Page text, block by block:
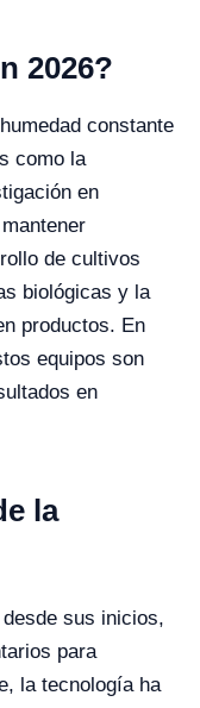
2026?
constante
como la
en
de cultivos
biológicas y la
productos. En
equipos son
en
la
sus inicios,
para
la tecnología ha